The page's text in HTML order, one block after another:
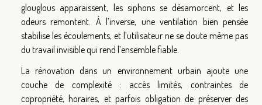
glouglous apparaissent, les siphons se désamorcent, et les
odeurs remontent. À l’inverse, une ventilation bien pensée
stabilise les écoulements, et l’utilisateur ne se doute même pas
du travail invisible qui rend l’ensemble fiable.
La rénovation dans un environnement urbain ajoute une
couche de complexité : accès limités, contraintes de
copropriété, horaires, et parfois obligation de préserver des